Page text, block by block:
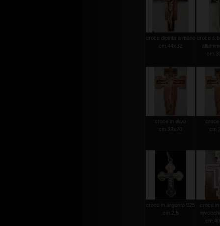
croce dipinta a mano
cm.44x32
croce
croce in olivo
cm.32x20
croce
croce in argento 925
cm.2,5
croce